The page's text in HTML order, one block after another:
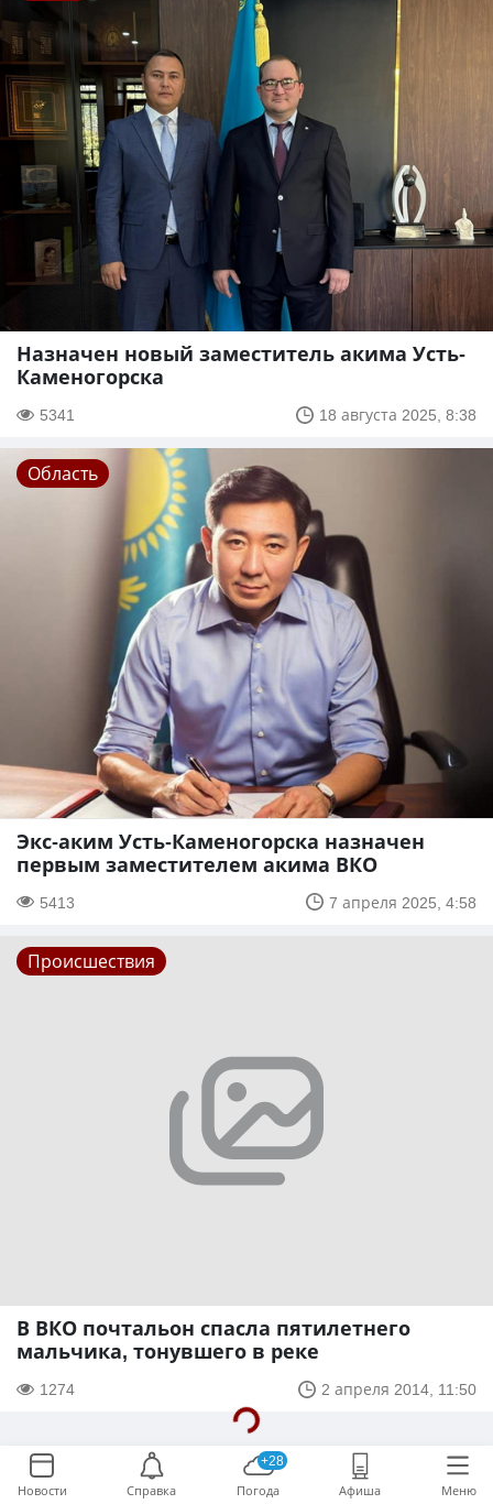
Назначен новый заместитель акима Усть-
Каменогорска
5341 18 августа 2025, 8:38
Область
Экс-аким Усть-Каменогорска назначен
первым заместителем акима ВКО
5413 7 апреля 2025, 4:58
Происшествия
В ВКО почтальон спасла пятилетнего
мальчика, тонувшего в реке
1274 2 апреля 2014, 11:50
Новости Справка
+28
Погода Афиша Меню